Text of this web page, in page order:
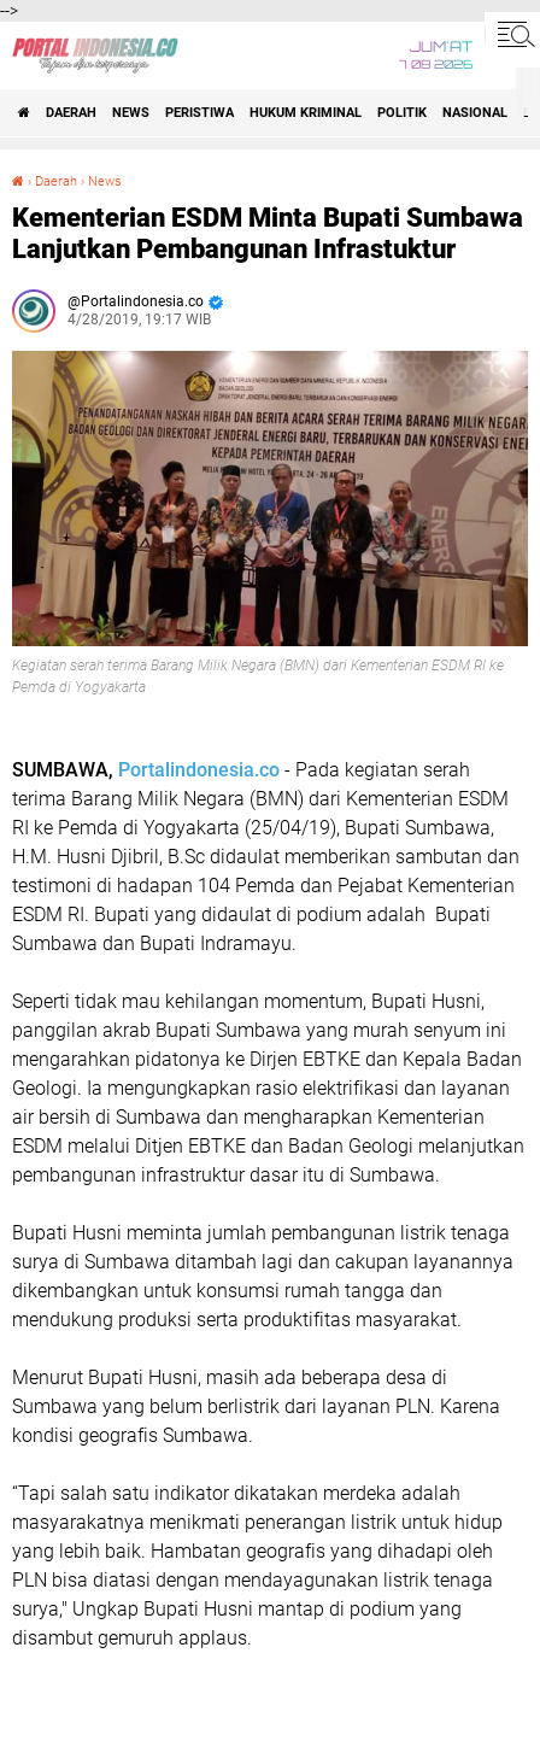
-->
JUM'AT
7 08 2026
DAERAH NEWS PERISTIWA HUKUM KRIMINAL POLITIK NASIONAL
› Daerah › News
Kementerian ESDM Minta Bupati Sumbawa
Lanjutkan Pembangunan Infrastuktur
Portalindonesia.co
4/28/2019, 19:17 WIB
Kegiatan serah terima Barang Milik Negara (BMN) dari Kementerian ESDM RI ke
Pemda di Yogyakarta
SUMBAWA, Portalindonesia.co - Pada kegiatan serah
terima Barang Milik Negara (BMN) dari Kementerian ESDM
RI ke Pemda di Yogyakarta (25/04/19), Bupati Sumbawa,
H.M. Husni Djibril, B.Sc didaulat memberikan sambutan dan
testimoni di hadapan 104 Pemda dan Pejabat Kementerian
ESDM RI. Bupati yang didaulat di podium adalah Bupati
Sumbawa dan Bupati Indramayu.
Seperti tidak mau kehilangan momentum, Bupati Husni,
panggilan akrab Bupati Sumbawa yang murah senyum ini
mengarahkan pidatonya ke Dirjen EBTKE dan Kepala Badan
Geologi. Ia mengungkapkan rasio elektrifikasi dan layanan
air bersih di Sumbawa dan mengharapkan Kementerian
ESDM melalui Ditjen EBTKE dan Badan Geologi melanjutkan
pembangunan infrastruktur dasar itu di Sumbawa.
Bupati Husni meminta jumlah pembangunan listrik tenaga
surya di Sumbawa ditambah lagi dan cakupan layanannya
dikembangkan untuk konsumsi rumah tangga dan
mendukung produksi serta produktifitas masyarakat.
Menurut Bupati Husni, masih ada beberapa desa di
Sumbawa yang belum berlistrik dari layanan PLN. Karena
kondisi geografis Sumbawa.
“Tapi salah satu indikator dikatakan merdeka adalah
masyarakatnya menikmati penerangan listrik untuk hidup
yang lebih baik. Hambatan geografis yang dihadapi oleh
PLN bisa diatasi dengan mendayagunakan listrik tenaga
surya," Ungkap Bupati Husni mantap di podium yang
disambut gemuruh applaus.